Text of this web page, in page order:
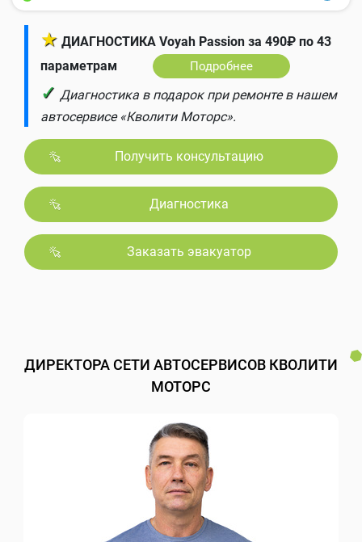
★ ДИАГНОСТИКА Voyah Passion за 490₽ по 43
параметрам
Подробнее
✓ Диагностика в подарок при ремонте в нашем
автосервисе «Кволити Моторс».
Получить консультацию
Диагностика
Заказать эвакуатор
ДИРЕКТОРА СЕТИ АВТОСЕРВИСОВ КВОЛИТИ
МОТОРС